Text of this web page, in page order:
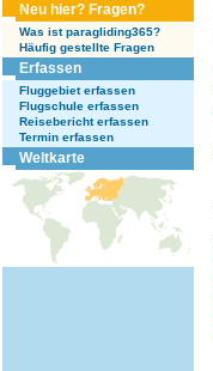
Neu hier? Fragen?
Was ist paragliding365?
Häufig gestellte Fragen
Erfassen
Fluggebiet erfassen
Flugschule erfassen
Reisebericht erfassen
Termin erfassen
Weltkarte